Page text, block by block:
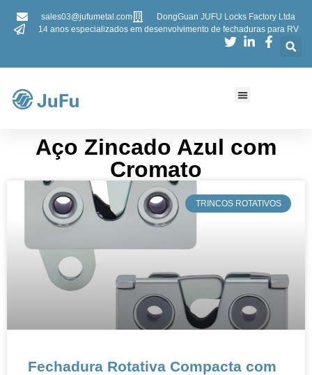
sales03@jufumetal.com
DongGuan JUFU Locks Factory Ltda
14 anos especializados em desenvolvimento de fechaduras para RV
​​Aço Zincado Azul com
Cromato​​
​TRINCOS ROTATIVOS
​​​​Fechadura Rotativa Compacta com